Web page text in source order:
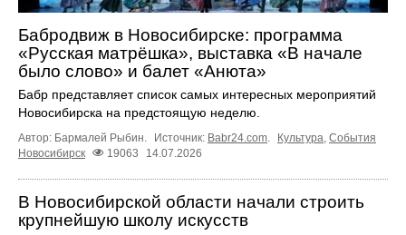
Бабродвиж в Новосибирске: программа
«Русская матрёшка», выставка «В начале
было слово» и балет «Анюта»
Бабр представляет список самых интересных мероприятий
Новосибирска на предстоящую неделю.
Автор: Бармалей Рыбин. Источник: Babr24.com. Культура, События
Новосибирск
19063 14.07.2026
В Новосибирской области начали строить
крупнейшую школу искусств